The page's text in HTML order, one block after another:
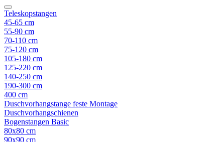
Teleskopstangen
45-65 cm
55-90 cm
70-110 cm
75-120 cm
105-180 cm
125-220 cm
140-250 cm
190-300 cm
400 cm
Duschvorhangstange feste Montage
Duschvorhangschienen
Bogenstangen Basic
80x80 cm
90x90 cm